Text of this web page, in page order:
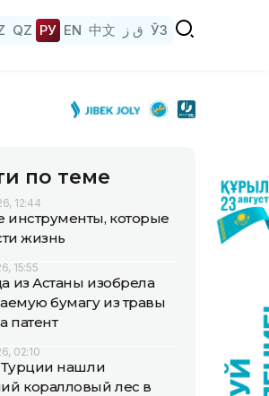
QZ РУ EN 中文 ق ز ЎЗ
по теме
12:44
которые
жизнь
15:55
из Астаны изобрела
бумагу из травы
патент
02:10
Турции нашли
коралловый лес в